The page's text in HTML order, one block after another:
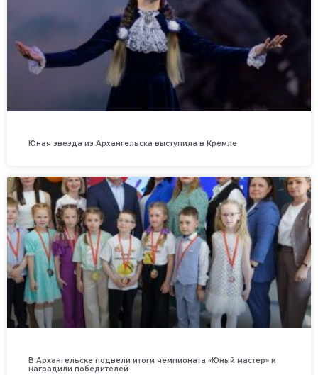
Юная звезда из Архангельска выступила в Кремле
В Архангельске подвели итоги чемпионата «Юный мастер» и
наградили победителей